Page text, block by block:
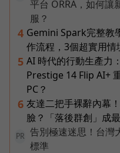
平台 ORRA，如何讓
服？
4 Gemini Spark完整教
作流程，3個超實用情
5 AI 時代的行動生產力
Prestige 14 Flip AI+
PC？
6 友達二把手裸辭內幕
臉？「落後群創」成
PR
告別極速迷思！台灣
標準